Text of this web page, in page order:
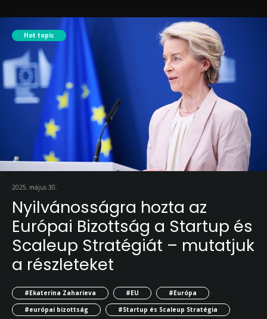
Hot topic
2025. május 30.
Nyilvánosságra hozta az
Európai Bizottság a Startup és
Scaleup Stratégiát – mutatjuk
a részleteket
#Ekaterina Zaharieva #EU
#Európa
#európai bizottság
#Startup és Scaleup Stratégia